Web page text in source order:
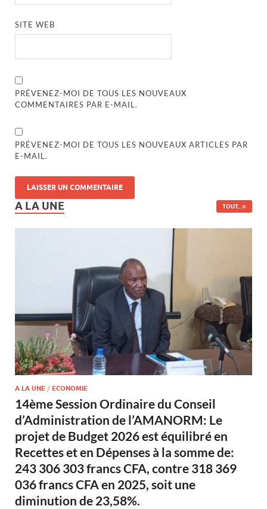
SITE WEB
PRÉVENEZ-MOI DE TOUS LES NOUVEAUX
COMMENTAIRES PAR E-MAIL.
PRÉVENEZ-MOI DE TOUS LES NOUVEAUX ARTICLES PAR
E-MAIL.
A LA UNE TOUT..
A LA UNE / ECONOMIE
14ème Session Ordinaire du Conseil
d’Administration de l’AMANORM: Le
projet de Budget 2026 est équilibré en
Recettes et en Dépenses à la somme de:
243 306 303 francs CFA, contre 318 369
036 francs CFA en 2025, soit une
diminution de 23,58%.